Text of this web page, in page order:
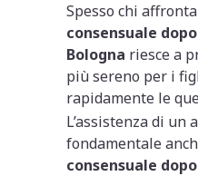
Spesso chi
consensuale
Bologna riesce a
più sereno per i
rapidamente le
L’assistenza di un
fondamentale
consensuale